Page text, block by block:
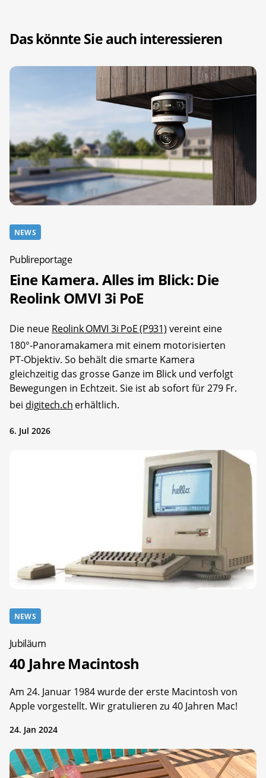
Das könnte Sie auch interessieren
NEWS
Publireportage
Eine Kamera. Alles im Blick: Die
Reolink OMVI 3i PoE
Die neue Reolink OMVI 3i PoE (P931) vereint eine
180°-Panoramakamera mit einem motorisierten
PT-Objektiv. So behält die smarte Kamera
gleichzeitig das grosse Ganze im Blick und verfolgt
Bewegungen in Echtzeit. Sie ist ab sofort für 279 Fr.
bei digitech.ch erhältlich.
6. Jul 2026
NEWS
Jubiläum
40 Jahre Macintosh
Am 24. Januar 1984 wurde der erste Macintosh von
Apple vorgestellt. Wir gratulieren zu 40 Jahren Mac!
24. Jan 2024